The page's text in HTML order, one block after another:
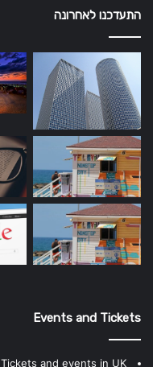
התעדכנו לאחרונה
Events and Tickets
Tickets and events in UK